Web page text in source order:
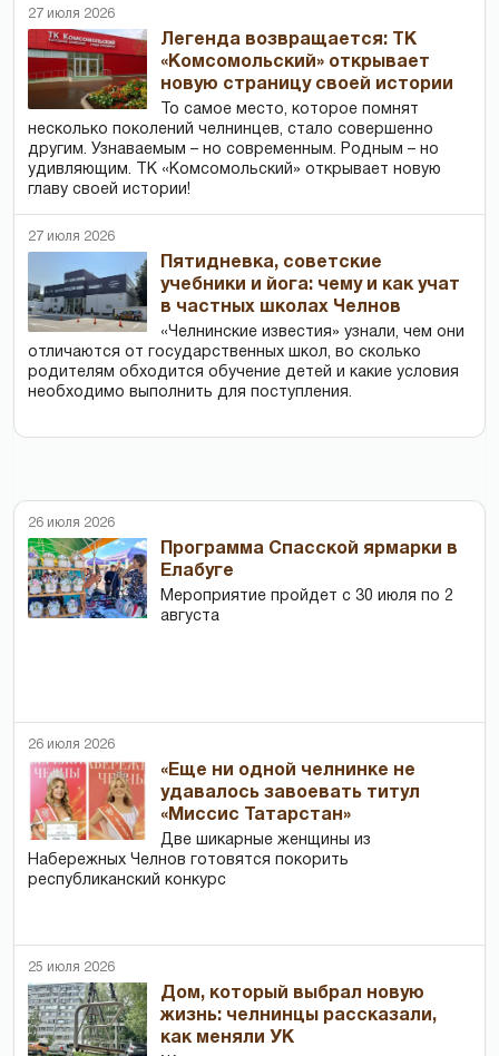
27 июля 2026
Легенда возвращается: ТК
«Комсомольский» открывает
новую страницу своей истории
То самое место, которое помнят
несколько поколений челнинцев, стало совершенно
другим. Узнаваемым – но современным. Родным – но
удивляющим. ТК «Комсомольский» открывает новую
главу своей истории!
27 июля 2026
Пятидневка, советские
учебники и йога: чему и как учат
в частных школах Челнов
«Челнинские известия» узнали, чем они
отличаются от государственных школ, во сколько
родителям обходится обучение детей и какие условия
необходимо выполнить для поступления.
26 июля 2026
Программа Спасской ярмарки в
Елабуге
Мероприятие пройдет с 30 июля по 2
августа
26 июля 2026
«Еще ни одной челнинке не
удавалось завоевать титул
«Миссис Татарстан»
Две шикарные женщины из
Набережных Челнов готовятся покорить
республиканский конкурс
25 июля 2026
Дом, который выбрал новую
жизнь: челнинцы рассказали,
как меняли УК